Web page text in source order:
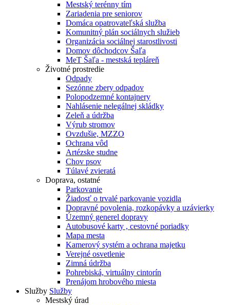
Mestský terénny tím
Zariadenia pre seniorov
Domáca opatrovateľská služba
Komunitný plán sociálnych služieb
Organizácia sociálnej starostlivosti
Domov dôchodcov Šaľa
MeT Šaľa - mestská tepláreň
Životné prostredie
Odpady
Sezónne zbery odpadov
Polopodzemné kontajnery
Nahlásenie nelegálnej skládky
Zeleň a údržba
Výrub stromov
Ovzdušie, MZZO
Ochrana vôd
Artézske studne
Chov psov
Túlavé zvieratá
Doprava, ostatné
Parkovanie
Žiadosť o trvalé parkovanie vozidla
Dopravné povolenia, rozkopávky a uzávierky
Územný generel dopravy
Autobusové karty , cestovné poriadky
Mapa mesta
Kamerový systém a ochrana majetku
Verejné osvetlenie
Zimná údržba
Pohrebiská, virtuálny cintorín
Prenájom hrobového miesta
Služby Služby
Mestský úrad